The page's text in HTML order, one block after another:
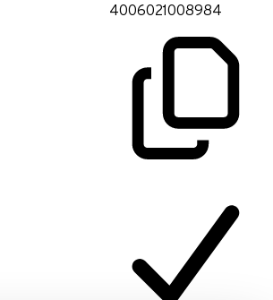
4006021008984